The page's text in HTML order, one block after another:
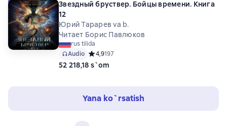
Звездный бруствер. Бойцы времени. Книга
12
Юрий Тарарев va b.
Читает Борис Павлюков
rus tilida
Audio Средний рейтинг 4,9 на основе 197 оценок
4,9197
52 218,18 s`om
Yana ko`rsatish